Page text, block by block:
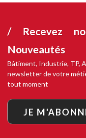
/ Recevez
Nouveautés
Bâtiment, Industrie, TP,
newsletter de votre
tout moment
JE